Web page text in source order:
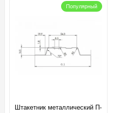
Популярный
Штакетник металлический П-